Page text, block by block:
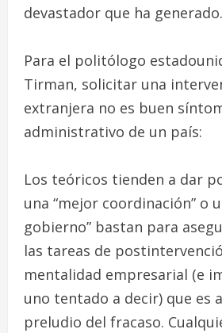
devastador que ha generado.
Para el politólogo
Tirman, solicitar una
extranjera no es buen
administrativo de un país:
Los teóricos tienden a dar
una “mejor coordinación” o
gobierno” bastan para
las tareas de
mentalidad empresarial (e
uno tentado a decir) que es
preludio del fracaso.